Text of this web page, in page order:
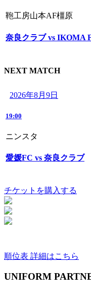
鞄工房山本AF橿原
奈良クラブ vs IKOMA
NEXT MATCH
2026年8月9日
19:00
ニンスタ
愛媛FC vs 奈良クラブ
チケットを購入する
順位表 詳細はこちら
UNIFORM